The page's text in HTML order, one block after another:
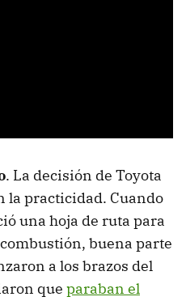
. La decisión de Toyota
la practicidad. Cuando
una hoja de ruta para
buena parte
a los brazos del
que paraban el